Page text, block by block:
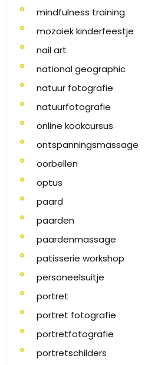
mindfulness training
mozaiek kinderfeestje
nail art
national geographic
natuur fotografie
natuurfotografie
online kookcursus
ontspanningsmassage
oorbellen
optus
paard
paarden
paardenmassage
patisserie workshop
personeelsuitje
portret
portret fotografie
portretfotografie
portretschilders